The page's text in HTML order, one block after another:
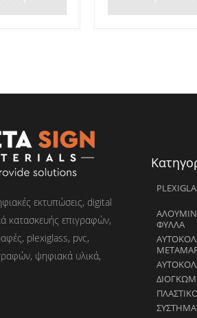
εκτυπώσεις, digital
κατασκευής επιγραφών,
plexiglass, pvc,
ψηφιακά υλικά,
ΦΥΛΛΑ